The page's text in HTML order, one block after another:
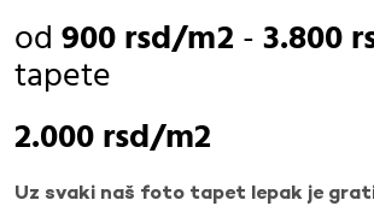
900rsd -3.800
tapete
2.000rsd
Uz svaki naš foto tapet lepak je